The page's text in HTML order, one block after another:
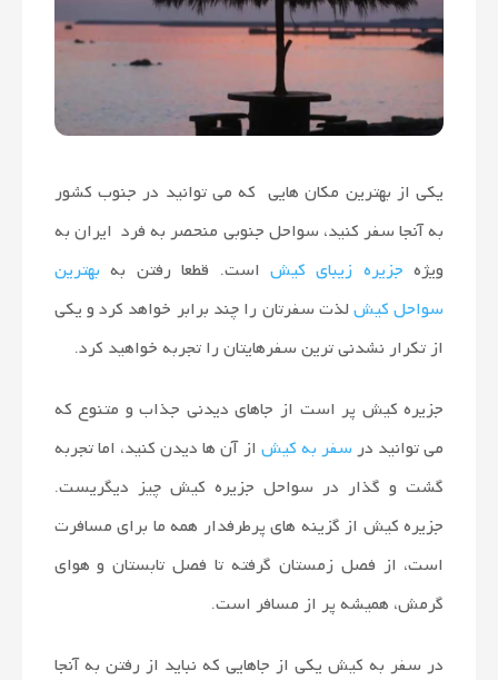
مسافرتی
راهنمای
یکی از بهترین مکان هایی که می توانید در جنوب کشور
به آنجا سفر کنید، سواحل جنوبی منحصر به فرد ایران به
ویژه جزیره زیبای کیش است. قطعا رفتن به بهترین
سواحل کیشلذت سفرتان را چند برابر خواهد کرد و یکی
از تکرار نشدنی ترین سفرهایتان را تجربه خواهید کرد.
جزیره کیش پر است از جاهای دیدنی جذاب و متنوع که
می توانید در سفر به کیش از آن ها دیدن کنید، اما تجربه
گشت و گذار در سواحل جزیره کیش چیز دیگریست.
جزیره کیش از گزینه های پرطرفدار همه ما برای مسافرت
است، از فصل زمستان گرفته تا فصل تابستان و هوای
گرمش، همیشه پر از مسافر است.
در سفر به کیش یکی از جاهایی که نباید از رفتن به آنجا